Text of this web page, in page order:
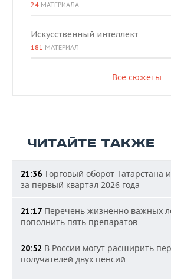
24 МАТЕРИАЛА
Искусственный интеллект
181 МАТЕРИАЛ
Все сюжеты
ЧИТАЙТЕ ТАКЖЕ
21:36 Торговый оборот Татарстана
за первый квартал 2026 года
21:17 Перечень жизненно важных
пополнить пять препаратов
20:52 В России могут расширить
получателей двух пенсий